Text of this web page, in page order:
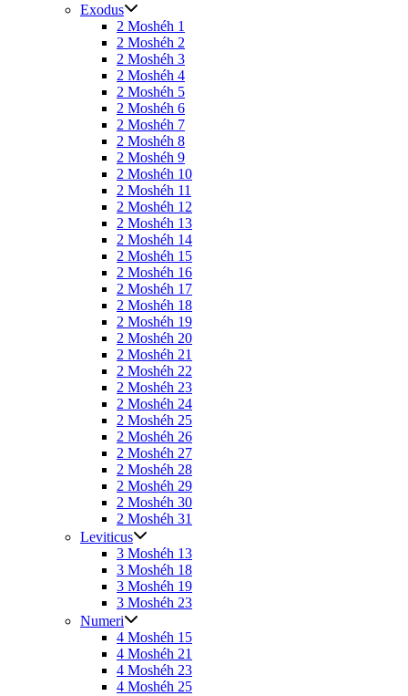
Exodus
2 Moshéh 1
2 Moshéh 2
2 Moshéh 3
2 Moshéh 4
2 Moshéh 5
2 Moshéh 6
2 Moshéh 7
2 Moshéh 8
2 Moshéh 9
2 Moshéh 10
2 Moshéh 11
2 Moshéh 12
2 Moshéh 13
2 Moshéh 14
2 Moshéh 15
2 Moshéh 16
2 Moshéh 17
2 Moshéh 18
2 Moshéh 19
2 Moshéh 20
2 Moshéh 21
2 Moshéh 22
2 Moshéh 23
2 Moshéh 24
2 Moshéh 25
2 Moshéh 26
2 Moshéh 27
2 Moshéh 28
2 Moshéh 29
2 Moshéh 30
2 Moshéh 31
Leviticus
3 Moshéh 13
3 Moshéh 18
3 Moshéh 19
3 Moshéh 23
Numeri
4 Moshéh 15
4 Moshéh 21
4 Moshéh 23
4 Moshéh 25